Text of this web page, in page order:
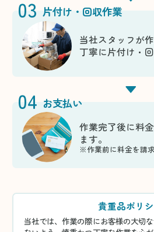
03 片付け・回収作業
当社スタッフが
丁寧に片付け・
04 お支払い
作業完了後に料
ます。
※作業前に料金を請
貴重品ポリ
当社では、作業の際にお客様の大切